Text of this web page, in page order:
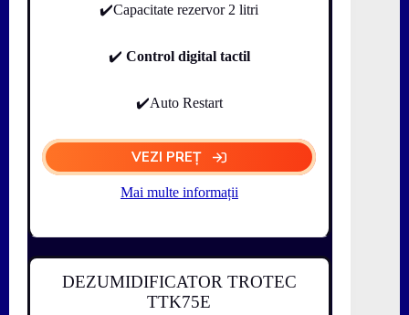
✔️Capacitate rezervor 2 litri
✔️ Control digital tactil
✔️Auto Restart
VEZI PREȚ
Mai multe informații
DEZUMIDIFICATOR TROTEC
TTK75E